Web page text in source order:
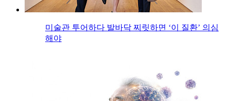
미술관 투어하다 발바닥 찌릿하면 ‘이 질환’ 의심
해야